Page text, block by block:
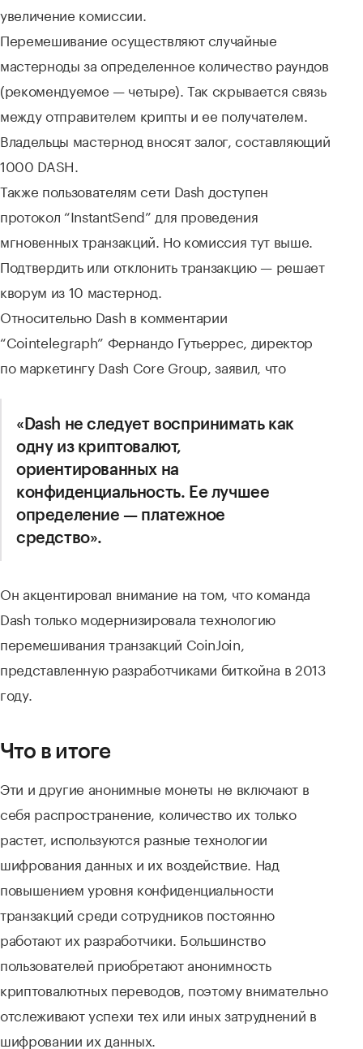
увеличение комиссии.
Перемешивание осуществляют случайные
мастерноды за определенное количество раундов
(рекомендуемое — четыре). Так скрывается связь
между отправителем крипты и ее получателем.
Владельцы мастернод вносят залог, составляющий
1000 DASH.
Также пользователям сети Dash доступен
протокол “InstantSend” для проведения
мгновенных транзакций. Но комиссия тут выше.
Подтвердить или отклонить транзакцию — решает
кворум из 10 мастернод.
Относительно Dash в комментарии
“Cointelegraph” Фернандо Гутьеррес, директор
по маркетингу Dash Core Group, заявил, что
«Dash не следует воспринимать как
одну из криптовалют,
ориентированных на
конфиденциальность. Ее лучшее
определение — платежное
средство».
Он акцентировал внимание на том, что команда
Dash только модернизировала технологию
перемешивания транзакций CoinJoin,
представленную разработчиками биткойна в 2013
году.
Что в итоге
Эти и другие анонимные монеты не включают в
себя распространение, количество их только
растет, используются разные технологии
шифрования данных и их воздействие. Над
повышением уровня конфиденциальности
транзакций среди сотрудников постоянно
работают их разработчики. Большинство
пользователей приобретают анонимность
криптовалютных переводов, поэтому внимательно
отслеживают успехи тех или иных затруднений в
шифровании их данных.